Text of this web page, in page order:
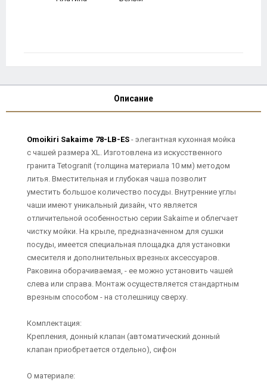
Описание
Omoikiri Sakaime 78-LB-ES - элегантная кухонная мойка
с чашей размера XL. Изготовлена из искусственного
гранита Tetogranit (толщина материала 10 мм) методом
литья. Вместительная и глубокая чаша позволит
уместить большое количество посуды. Внутренние углы
чаши имеют уникальный дизайн, что является
отличительной особенностью серии Sakaime и облегчает
чистку мойки. На крыле, предназначенном для сушки
посуды, имеется специальная площадка для установки
смесителя и дополнительных врезных аксессуаров.
Раковина оборачиваемая, - ее можно установить чашей
слева или справа. Монтаж осуществляется стандартным
врезным способом - на столешницу сверху.
Комплектация:
Крепления, донный клапан (автоматический донный
клапан приобретается отдельно), сифон
О материале: